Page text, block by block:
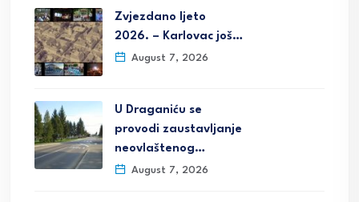
Zvjezdano ljeto
2026. – Karlovac još…
August 7, 2026
U Draganiću se
provodi zaustavljanje
neovlaštenog…
August 7, 2026